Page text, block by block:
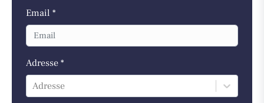
Email *
Adresse *
Adresse